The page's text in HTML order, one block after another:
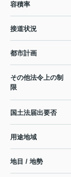
容積率
接道状況
都市計画
その他法令上の制
限
国土法届出要否
用途地域
地目 / 地勢